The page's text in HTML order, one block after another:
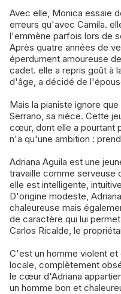
Avec elle, Monica essaie
erreurs qu'avec Camila.
l'emmène parfois lors de
Après quatre années de
éperdument amoureuse
cadet. elle a repris goût à
d'âge, a décidé de
Mais la pianiste ignore
Serrano, sa nièce. Cette
cœur, dont elle a pourtant
n'a qu'une ambition :
Adriana Aguila est une
travaille comme serveuse
elle est intelligente,
D'origine modeste,
chaleureuse mais
de caractère qui lui
Carlos Ricalde, le
C'est un homme violent
locale, complètement
le cœur d'Adriana
un homme bon et